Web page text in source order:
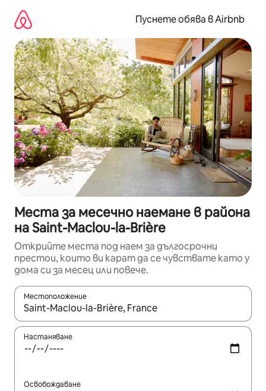
съдържанието
Пуснете обява в Airbnb
Места за месечно наемане в района
на Saint-Maclou-la-Brière
Открийте места под наем за дългосрочни
престои, които ви карат да се чувствате като у
дома си за месец или повече.
Местоположение
Когато резултатите се покажат, използвайте
Настаняване
Освобождаване